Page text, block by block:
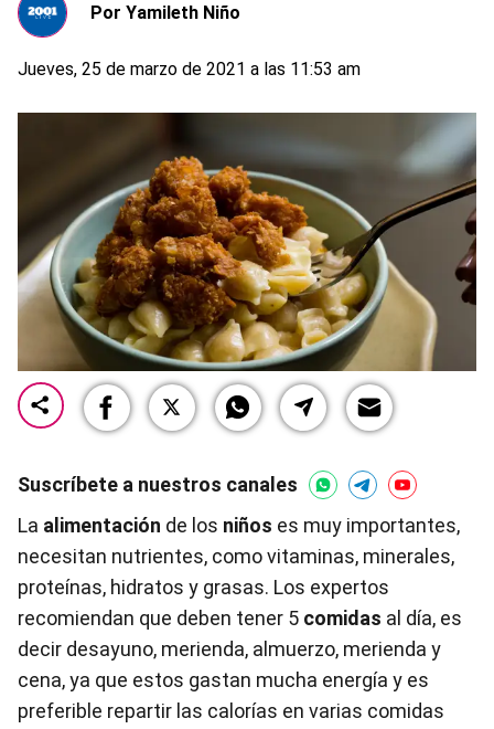
Por Yamileth Niño
Jueves, 25 de marzo de 2021 a las 11:53 am
Suscríbete a nuestros canales
La alimentación de los niños es muy importantes,
necesitan nutrientes, como vitaminas, minerales,
proteínas, hidratos y grasas. Los expertos
recomiendan que deben tener 5 comidas al día, es
decir desayuno, merienda, almuerzo, merienda y
cena, ya que estos gastan mucha energía y es
preferible repartir las calorías en varias comidas